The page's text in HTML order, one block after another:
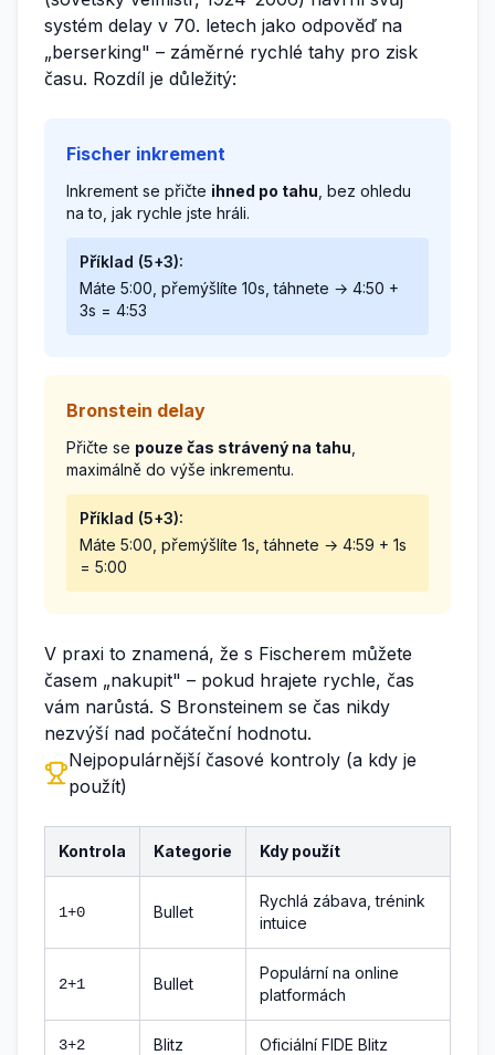
systém delay v 70. letech jako odpověď na
„berserking" – záměrné rychlé tahy pro zisk
času. Rozdíl je důležitý:
Fischer inkrement
Inkrement se přičte ihned po tahu , bez ohledu
na to, jak rychle jste hráli.
Příklad (5+3):
Máte 5:00, přemýšlíte 10s, táhnete → 4:50 +
3s = 4:53
Bronstein delay
Přičte se pouze čas strávený na tahu
maximálně do výše inkrementu.
Příklad (5+3):
Máte 5:00, přemýšlíte 1s, táhnete → 4:59 + 1s
= 5:00
V praxi to znamená, že s Fischerem můžete
časem „nakupit" – pokud hrajete rychle, čas
vám narůstá. S Bronsteinem se čas nikdy
nezvýší nad počáteční hodnotu.
Nejpopulárnější časové kontroly (a kdy je
použít)
Kontrola Kategorie Kdy použít
1+0 Bullet
Rychlá zábava, trénink
intuice
2+1 Bullet
Populární na online
platformách
3+2 Blitz Oficiální FIDE Blitz